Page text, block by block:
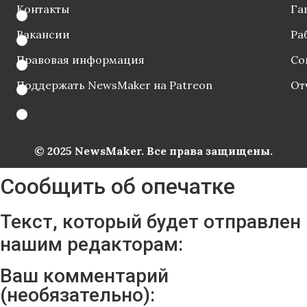
Контакты
Вакансии
Правовая информация
Поддержать NewsMaker на Patreon
© 2025 NewsMaker. Все права защищены.
Сообщить об опечатке
Текст, который будет отправлен
нашим редакторам:
Ваш комментарий
(необязательно):